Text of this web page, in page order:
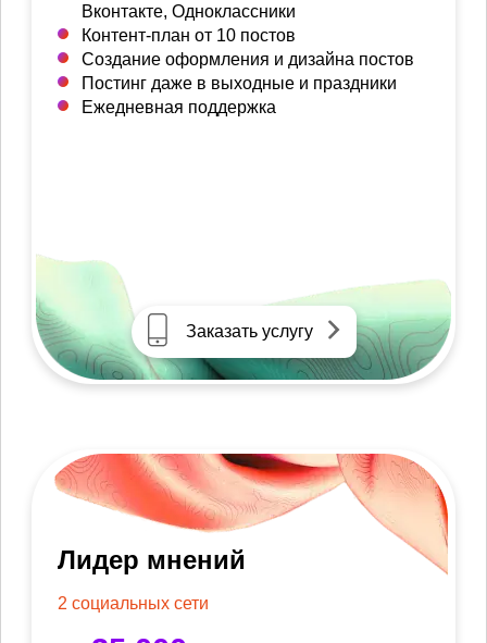
Вконтакте, Одноклассники
Контент-план от 10 постов
Создание оформления и дизайна постов
Постинг даже в выходные и праздники
Ежедневная поддержка
Заказать услугу
Лидер мнений
2 социальных сети